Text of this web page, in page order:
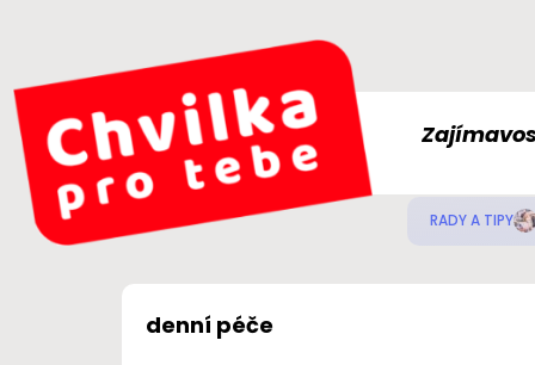
RADY A TIPY
denní péče